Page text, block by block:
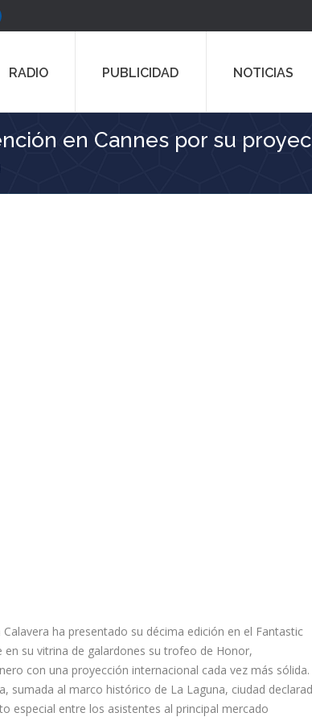
RADIO PUBLICIDAD NOTICIAS
en Cannes por su
ha presentado su décima edición en el Fantastic
en su vitrina de galardones su trofeo de Honor,
con una proyección internacional cada vez más sólida.
sumada al marco histórico de La Laguna, ciudad
especial entre los asistentes al principal mercado